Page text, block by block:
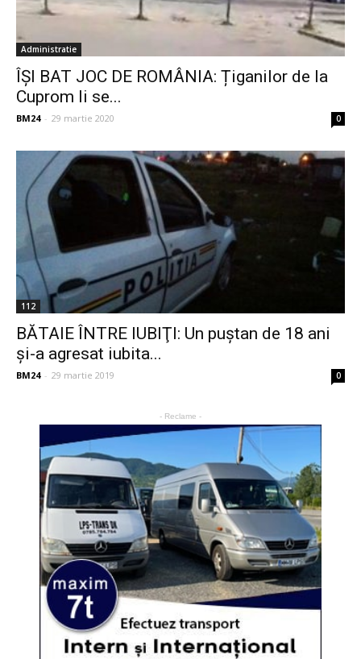
Administratie
ÎȘI BAT JOC DE ROMÂNIA: Țiganilor de la
Cuprom li se...
BM24 - 29 martie 2020 0
112
BĂTAIE ÎNTRE IUBIŢI: Un puştan de 18 ani
şi-a agresat iubita...
BM24 - 29 martie 2019 0
- Reclame -